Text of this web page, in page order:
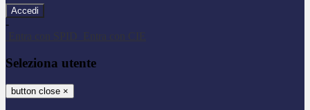
-
Entra con SPID
Entra con CIE
Seleziona utente
button close ×